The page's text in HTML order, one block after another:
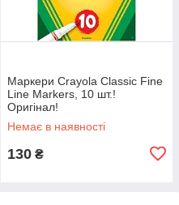
Маркери Crayola Classic Fine
Line Markers, 10 шт.!
Оригінал!
Немає в наявності
130 ₴